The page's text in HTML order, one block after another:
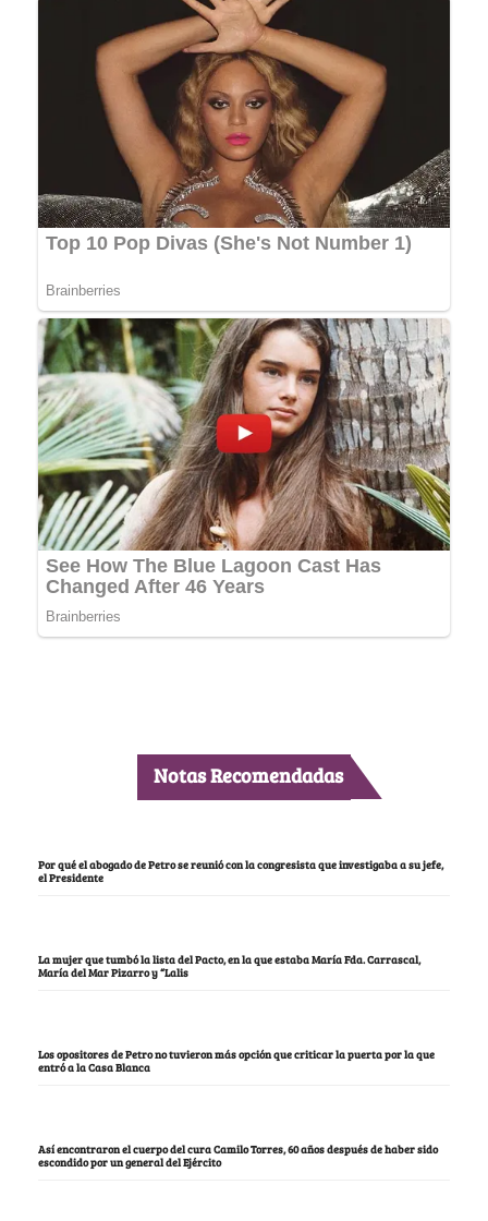
Notas Recomendadas
Por qué el abogado de Petro se reunió con la congresista que investigaba a su jefe,
el Presidente
La mujer que tumbó la lista del Pacto, en la que estaba María Fda. Carrascal,
María del Mar Pizarro y “Lalis
Los opositores de Petro no tuvieron más opción que criticar la puerta por la que
entró a la Casa Blanca
Así encontraron el cuerpo del cura Camilo Torres, 60 años después de haber sido
escondido por un general del Ejército